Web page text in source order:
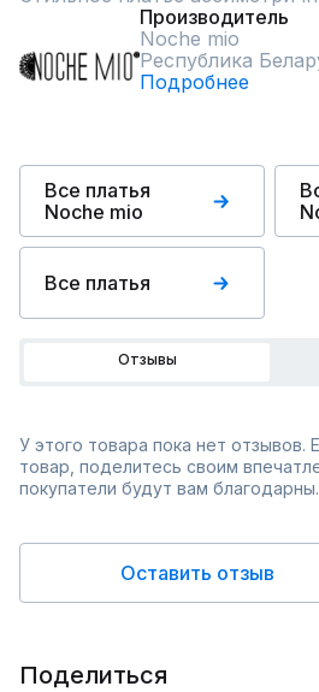
Производитель
Noche mio
Республика
Подробнее
Все платья
Noche mio
Все платья
Отзывы
У этого товара пока нет отзывов.
товар, поделитесь своим
покупатели будут вам благодарны.
Оставить отзыв
Поделиться